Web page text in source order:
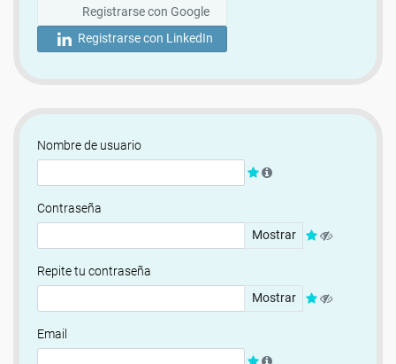
Registrarse con Google
Registrarse con LinkedIn
Nombre de usuario
Contraseña
Mostrar
Repite tu contraseña
Mostrar
Email